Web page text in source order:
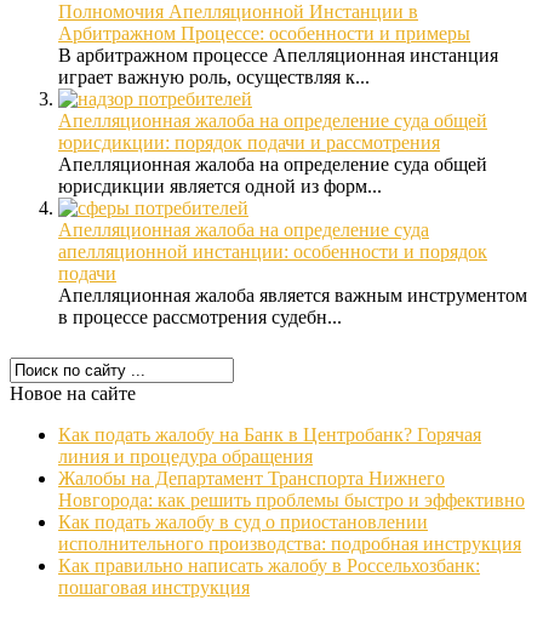
Полномочия Апелляционной Инстанции в
Арбитражном Процессе: особенности и примеры
В арбитражном процессе Апелляционная инстанция
играет важную роль, осуществляя к...
Апелляционная жалоба на определение суда общей
юрисдикции: порядок подачи и рассмотрения
Апелляционная жалоба на определение суда общей
юрисдикции является одной из форм...
Апелляционная жалоба на определение суда
апелляционной инстанции: особенности и порядок
подачи
Апелляционная жалоба является важным инструментом
в процессе рассмотрения судебн...
Новое на сайте
Как подать жалобу на Банк в Центробанк? Горячая
линия и процедура обращения
Жалобы на Департамент Транспорта Нижнего
Новгорода: как решить проблемы быстро и эффективно
Как подать жалобу в суд о приостановлении
исполнительного производства: подробная инструкция
Как правильно написать жалобу в Россельхозбанк:
пошаговая инструкция